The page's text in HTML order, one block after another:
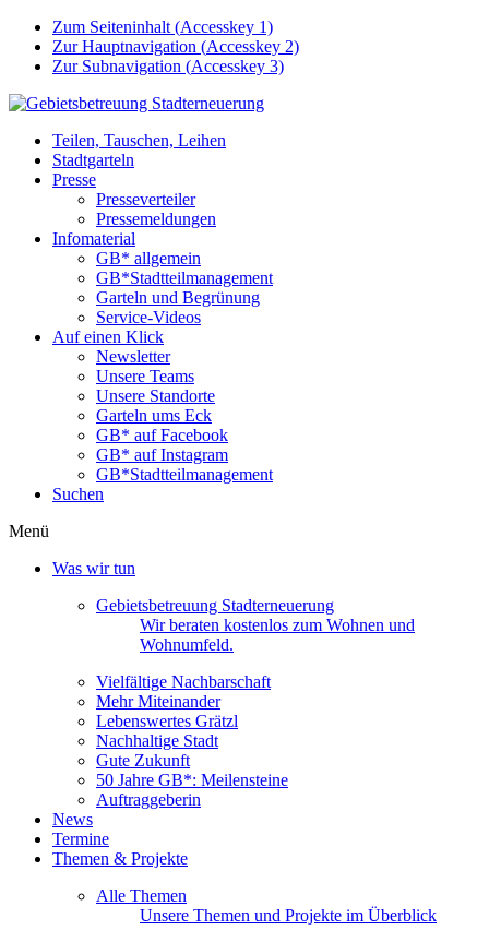
Zum Seiteninhalt (Accesskey 1)
Zur Hauptnavigation (Accesskey 2)
Zur Subnavigation (Accesskey 3)
Teilen, Tauschen, Leihen
Stadtgarteln
Presse
Presseverteiler
Pressemeldungen
Infomaterial
GB* allgemein
GB*Stadtteilmanagement
Garteln und Begrünung
Service-Videos
Auf einen Klick
Newsletter
Unsere Teams
Unsere Standorte
Garteln ums Eck
GB* auf Facebook
GB* auf Instagram
GB*Stadtteilmanagement
Suchen
Menü
Was wir tun
Gebietsbetreuung Stadterneuerung
Wir beraten kostenlos zum Wohnen und
Wohnumfeld.
Vielfältige Nachbarschaft
Mehr Miteinander
Lebenswertes Grätzl
Nachhaltige Stadt
Gute Zukunft
50 Jahre GB*: Meilensteine
Auftraggeberin
News
Termine
Themen & Projekte
Alle Themen
Unsere Themen und Projekte im Überblick